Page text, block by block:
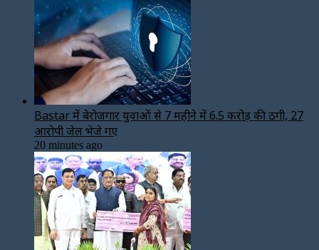
Bastar में बेरोजगार युवाओं से 7 महीने में ₹6.5 करोड़ की ठगी, 27
आरोपी जेल भेजे गए
20 minutes ago